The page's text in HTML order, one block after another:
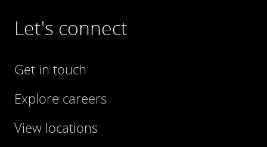
Let's connect
Get in touch
Explore careers
View locations